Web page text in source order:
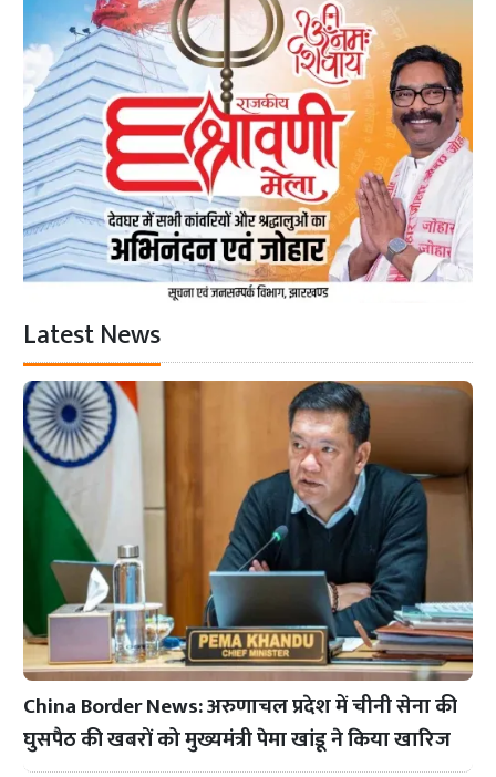
Latest News
China Border News: अरुणाचल प्रदेश में चीनी सेना की
घुसपैठ की खबरों को मुख्यमंत्री पेमा खांडू ने किया खारिज